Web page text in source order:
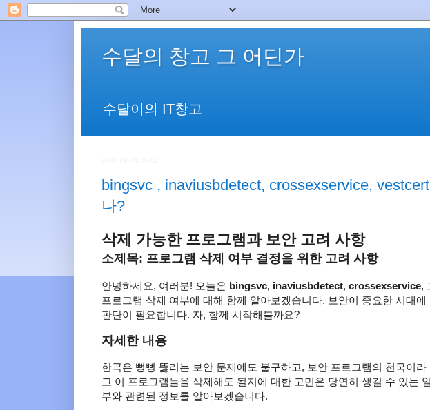
수달의 창고 그 어딘가
수달이의 IT창고
bingsvc , inaviusbdetect, crossexservice,
나?
삭제 가능한 프로그램과 보안 고려 사항
소제목: 프로그램 삭제 여부 결정을 위한 고려 사항
안녕하세요, 여러분! 오늘은 bingsvc, inaviusbdetect, crossexservice,
프로그램 삭제 여부에 대해 함께 알아보겠습니다. 보안이 중요한 시대
판단이 필요합니다. 자, 함께 시작해볼까요?
자세한 내용
한국은 뻥뻥 뚫리는 보안 문제에도 불구하고, 보안 프로그램의 천국이
고 이 프로그램들을 삭제해도 될지에 대한 고민은 당연히 생길 수 있는
부와 관련된 정보를 알아보겠습니다.